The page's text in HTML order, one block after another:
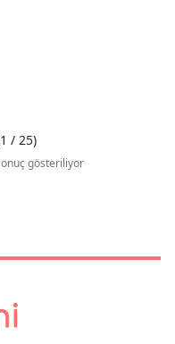
/ 25)
gösteriliyor